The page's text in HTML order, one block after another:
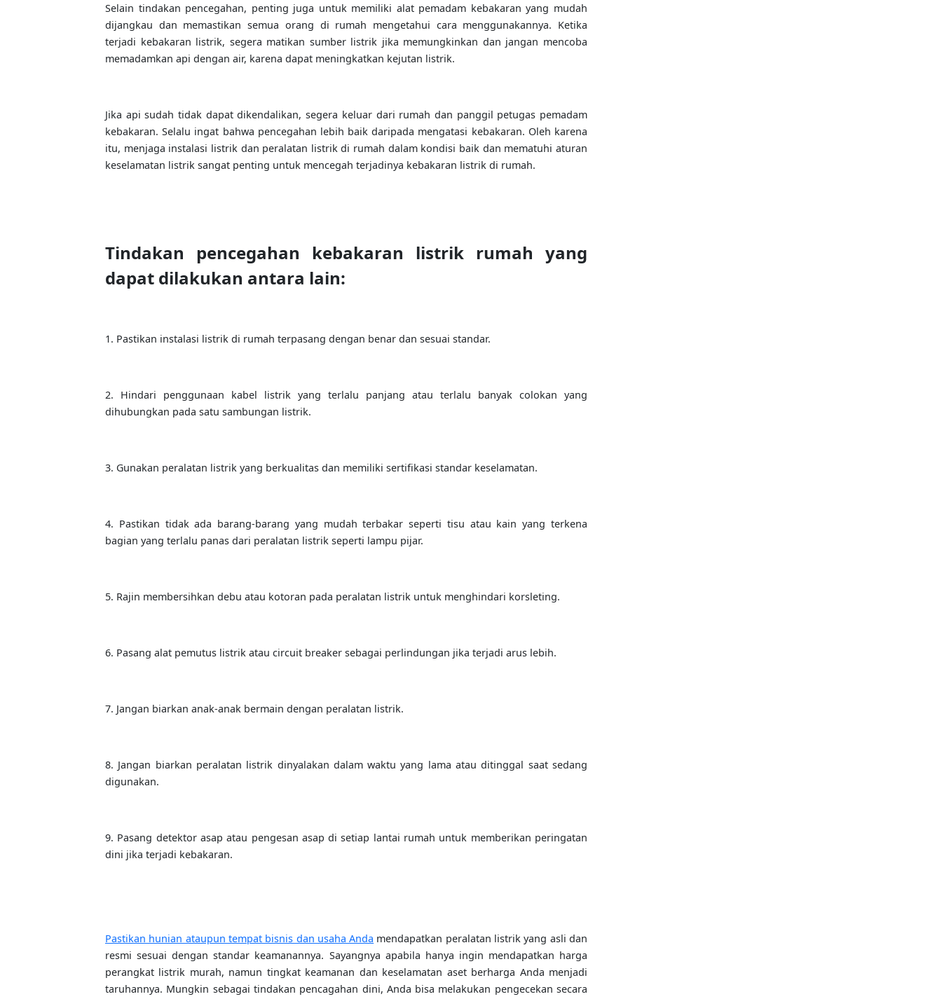
Selain tindakan pencegahan, penting juga untuk memiliki alat pemadam kebakaran yang mudah
dijangkau dan memastikan semua orang di rumah mengetahui cara menggunakannya. Ketika
terjadi kebakaran listrik, segera matikan sumber listrik jika memungkinkan dan jangan mencoba
memadamkan api dengan air, karena dapat meningkatkan kejutan listrik.
Jika api sudah tidak dapat dikendalikan, segera keluar dari rumah dan panggil petugas pemadam
kebakaran. Selalu ingat bahwa pencegahan lebih baik daripada mengatasi kebakaran. Oleh karena
itu, menjaga instalasi listrik dan peralatan listrik di rumah dalam kondisi baik dan mematuhi aturan
keselamatan listrik sangat penting untuk mencegah terjadinya kebakaran listrik di rumah.
Tindakan pencegahan kebakaran listrik rumah yang
dapat dilakukan antara lain:
1. Pastikan instalasi listrik di rumah terpasang dengan benar dan sesuai standar.
2. Hindari penggunaan kabel listrik yang terlalu panjang atau terlalu banyak colokan yang
dihubungkan pada satu sambungan listrik.
3. Gunakan peralatan listrik yang berkualitas dan memiliki sertifikasi standar keselamatan.
4. Pastikan tidak ada barang-barang yang mudah terbakar seperti tisu atau kain yang terkena
bagian yang terlalu panas dari peralatan listrik seperti lampu pijar.
5. Rajin membersihkan debu atau kotoran pada peralatan listrik untuk menghindari korsleting.
6. Pasang alat pemutus listrik atau circuit breaker sebagai perlindungan jika terjadi arus lebih.
7. Jangan biarkan anak-anak bermain dengan peralatan listrik.
8. Jangan biarkan peralatan listrik dinyalakan dalam waktu yang lama atau ditinggal saat sedang
digunakan.
9. Pasang detektor asap atau pengesan asap di setiap lantai rumah untuk memberikan peringatan
dini jika terjadi kebakaran.
Pastikan hunian ataupun tempat bisnis dan usaha Anda mendapatkan peralatan listrik yang asli dan
resmi sesuai dengan standar keamanannya. Sayangnya apabila hanya ingin mendapatkan harga
perangkat listrik murah, namun tingkat keamanan dan keselamatan aset berharga Anda menjadi
taruhannya. Mungkin sebagai tindakan pencagahan dini, Anda bisa melakukan pengecekan secara